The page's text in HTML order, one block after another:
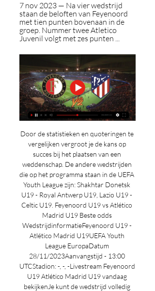
7 nov 2023 — Na vier wedstrijd
staan de beloften van Feyenoord
met tien punten bovenaan in de
groep. Nummer twee Atletico
Juvenil volgt met zes punten ...
Door de statistieken en quoteringen te
vergelijken vergroot je de kans op
succes bij het plaatsen van een
weddenschap. De andere wedstrijden
die op het programma staan in de UEFA
Youth League zijn: Shakhtar Donetsk
U19 - Royal Antwerp U19, Lazio U19 -
Celtic U19. Feyenoord U19 vs Atlético
Madrid U19 Beste odds
WedstrijdinformatieFeyenoord U19 -
Atlético Madrid U19UEFA Youth
League EuropaDatum
28/11/2023Aanvangstijd - 13:00
UTCStadion: -, -, -Livestream Feyenoord
U19 Atlético Madrid U19 vandaag
bekijkenJe kunt de wedstrijd volledig